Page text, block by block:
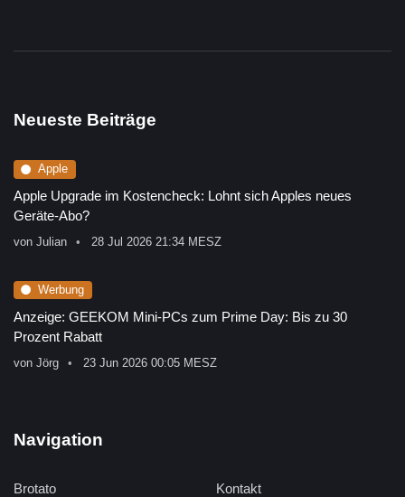
Neueste Beiträge
Apple
Apple Upgrade im Kostencheck: Lohnt sich Apples neues
Geräte-Abo?
von Julian 28 Jul 2026 21:34 MESZ
Werbung
Anzeige: GEEKOM Mini-PCs zum Prime Day: Bis zu 30
Prozent Rabatt
von Jörg 23 Jun 2026 00:05 MESZ
Navigation
Brotato
Kontakt